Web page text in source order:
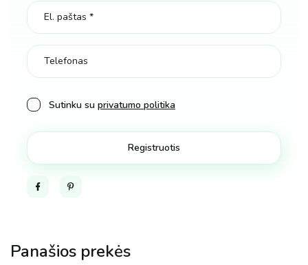
serijos
Vmax
Rares+
albumas
240
kortoms
kiekisSutinku su privatumo politika
FacebookPinterest
Panašios prekės